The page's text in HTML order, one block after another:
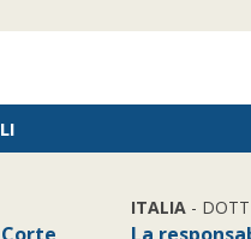
ITALIA -